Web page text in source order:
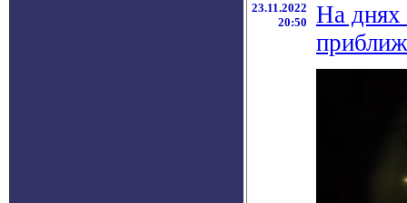
23.11.2022
20:50
На днях